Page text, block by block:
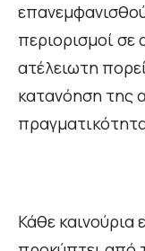
περιορισμοί
ατέλειωτη
κατανόηση της
Κάθε καινούρια